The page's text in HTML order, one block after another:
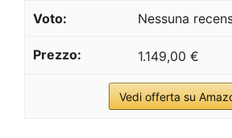
Nessuna
1.149,00 €
Vedi offerta su